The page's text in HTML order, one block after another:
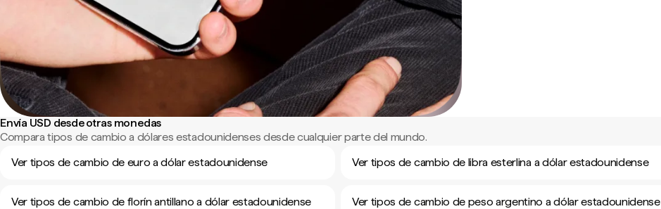
Envía USD desde otras monedas
Compara tipos de cambio a dólares estadounidenses desde cualquier parte del mundo.
Ver tipos de cambio de euro a dólar estadounidense
Ver tipos de cambio de libra esterlina a dólar estadounidense
Ver tipos de cambio de florín antillano a dólar estadounidense Ver tipos de cambio de peso argentino a dólar estadounidense